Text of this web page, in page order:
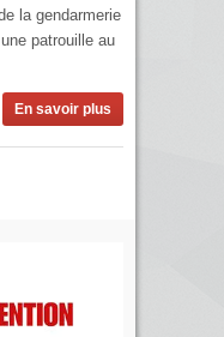
la gendarmerie
patrouille au
En savoir plus